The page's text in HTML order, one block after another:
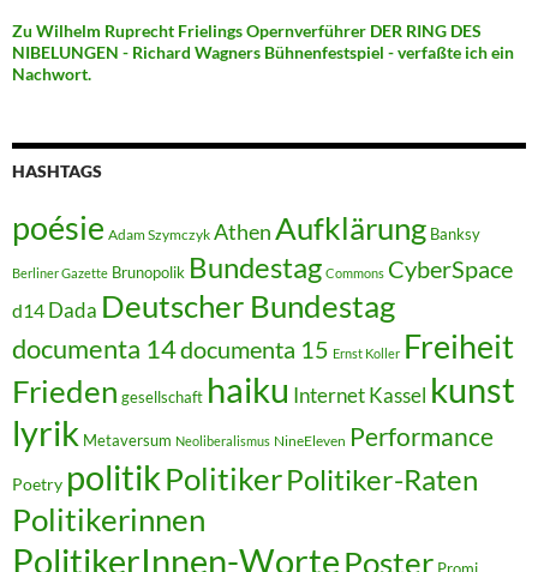
Zu Wilhelm Ruprecht Frielings Opernverführer DER RING DES
NIBELUNGEN - Richard Wagners Bühnenfestspiel - verfaßte ich ein
Nachwort.
HASHTAGS
poésie Adam Szymczyk AthenAufklärung Banksy
Berliner Gazette Brunopolik Bundestag Commons CyberSpace
d14 Dada Deutscher Bundestag
documenta 14documenta 15 Ernst Koller Freiheit
Frieden gesellschaft haiku InternetKassel kunst
lyrik Metaversum Neoliberalismus NineEleven Performance
Poetry politikPolitikerPolitiker-Raten
Politikerinnen
PolitikerInnen-Worte Poster